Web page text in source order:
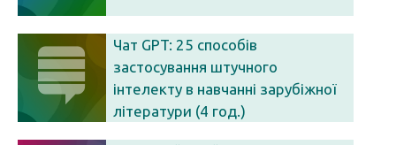
Чат GPT: 25 способів
застосування штучного
інтелекту в навчанні зарубіжної
літератури (4 год.)